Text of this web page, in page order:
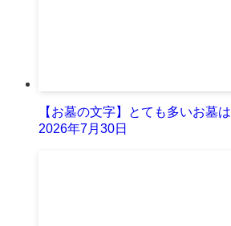
【お墓の文字】とても多いお墓は
2026年7月30日